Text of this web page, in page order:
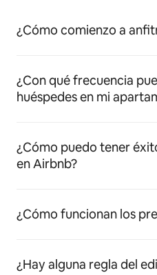
¿Cómo comienzo a
¿Con qué frecuencia
huéspedes en mi
¿Cómo puedo tener
en Airbnb?
¿Cómo funcionan los
¿Hay alguna regla del